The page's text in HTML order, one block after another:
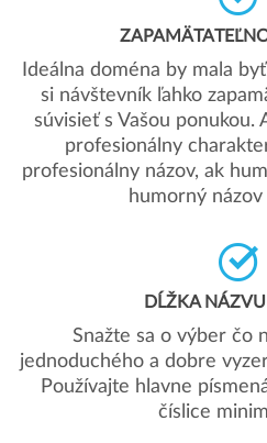
Ideálna doména by mala
si návštevník ľahko
súvisieť s Vašou ponukou.
profesionálny
profesionálny názov, ak
humorný
DĹŽKA
Snažte sa o výber čo
jednoduchého a dobre
Používajte hlavne
číslice